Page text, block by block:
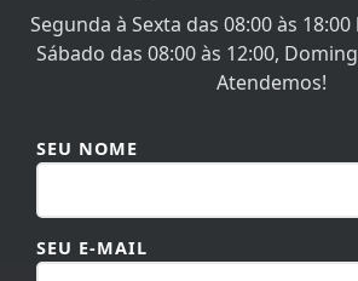
Sábado das 08:00 às 12:00,
Atendemos!
SEU E-MAIL